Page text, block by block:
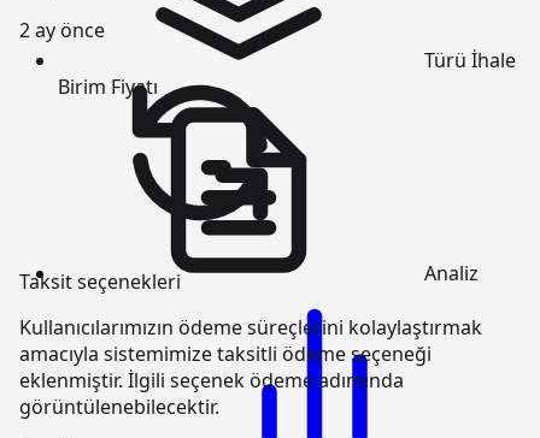
2 ay önce
Taksit seçenekleri
Kullanıcılarımızın ödeme süreçlerini kolaylaştırmak
amacıyla sistemimize taksitli ödeme seçeneği
eklenmiştir. İlgili seçenek ödeme adımında
görüntülenebilecektir.
Türü İhale
Birim Fiyatı
Analiz